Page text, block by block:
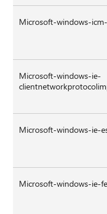
Microsoft-windows-
Microsoft-windows-ie-
Microsoft-windows-ie-
Microsoft-windows-ie-